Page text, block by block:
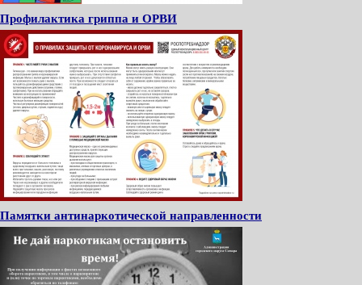
Профилактика гриппа и ОРВИ
Памятки антинаркотической направленности